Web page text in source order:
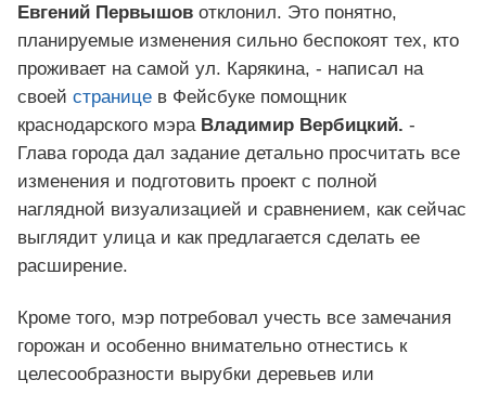
Евгений Первышов отклонил. Это понятно,
планируемые изменения сильно беспокоят тех, кто
проживает на самой ул. Карякина, - написал на
своей странице в Фейсбуке помощник
краснодарского мэра Владимир Вербицкий. -
Глава города дал задание детально просчитать все
изменения и подготовить проект с полной
наглядной визуализацией и сравнением, как сейчас
выглядит улица и как предлагается сделать ее
расширение.
Кроме того, мэр потребовал учесть все замечания
горожан и особенно внимательно отнестись к
целесообразности вырубки деревьев или